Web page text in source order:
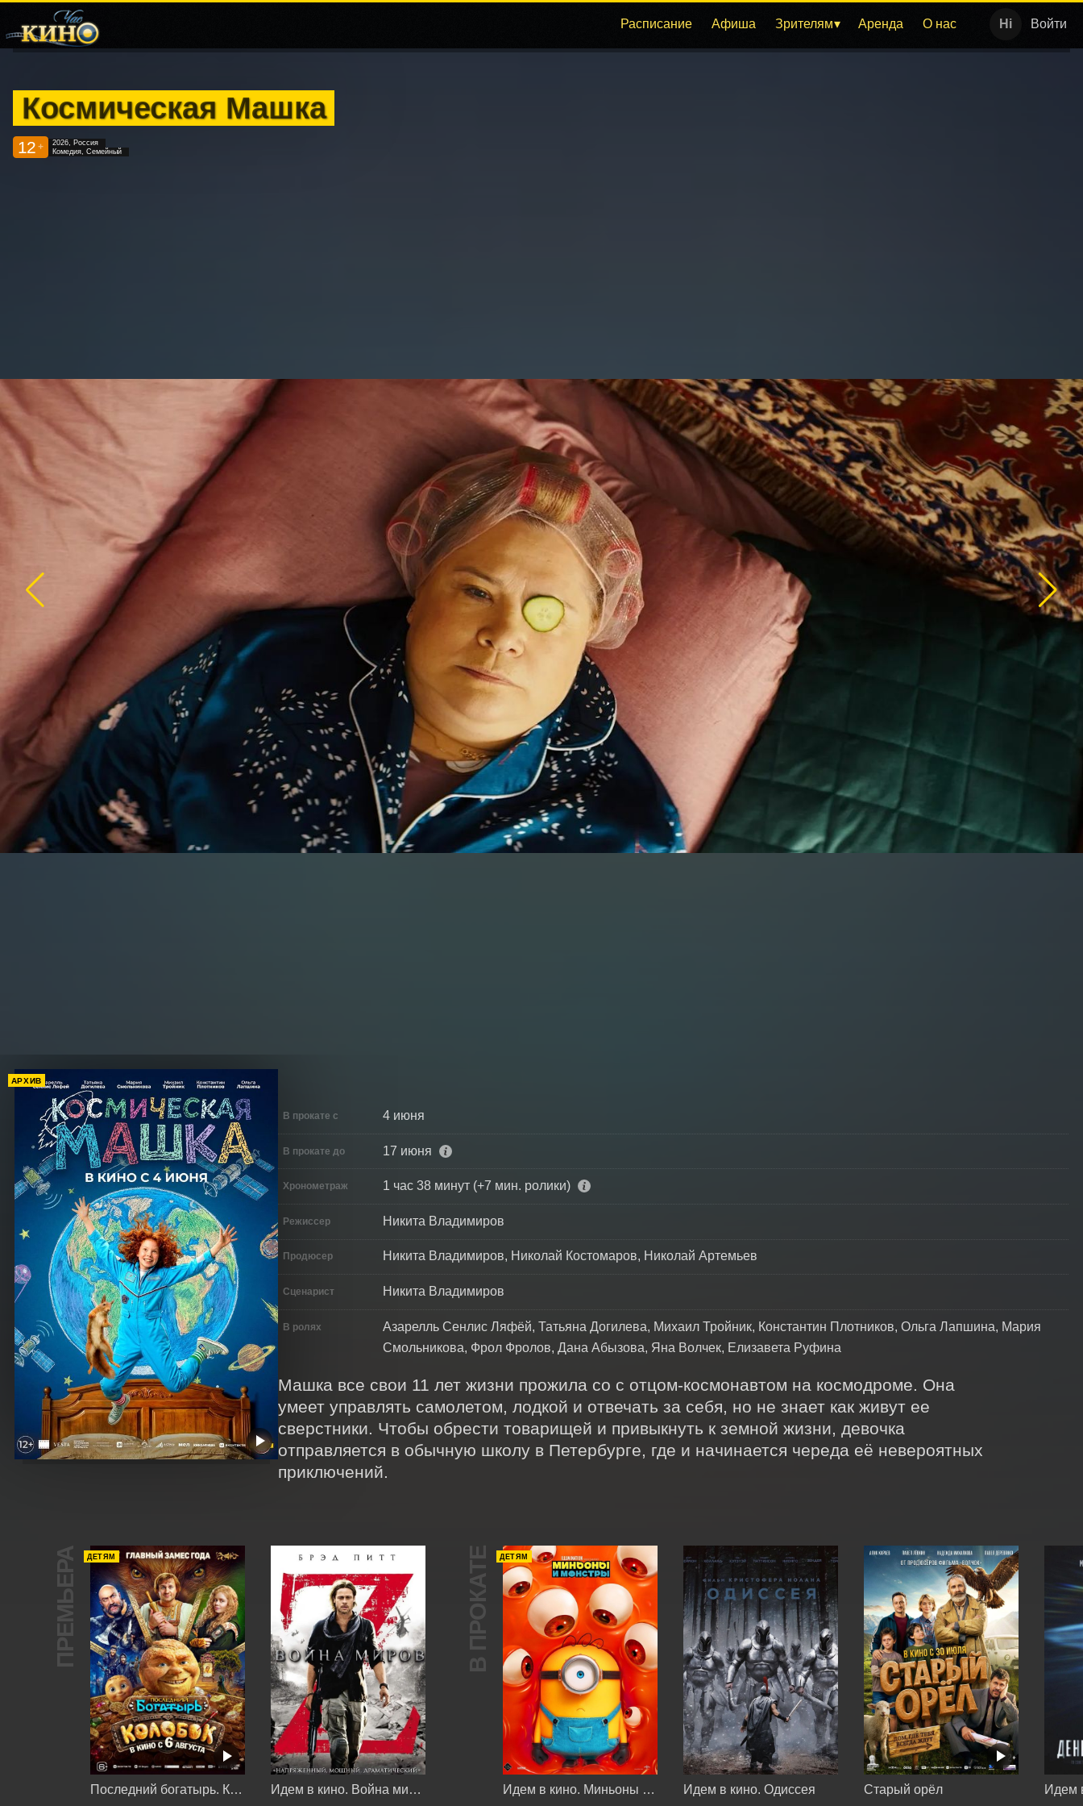
Расписание Афиша Зрителям Аренда О нас Войти
Космическая Машка
12 +
2026, Россия
Комедия, Семейный
АРХИВ
В прокате с 4 июня
В прокате до 17 июня
Хронометраж 1 час 38 минут (+7 мин. ролики)
Режиссер Никита Владимиров
Продюсер Никита Владимиров, Николай Костомаров, Николай Артемьев
Сценарист Никита Владимиров
В ролях
Азарелль Сенлис Ляфёй, Татьяна Догилева, Михаил Тройник, Константин Плотников, Ольга Лапшина, Мария
Смольникова, Фрол Фролов, Дана Абызова, Яна Волчек, Елизавета Руфина
Машка все свои 11 лет жизни прожила со с отцом-космонавтом на космодроме. Она
умеет управлять самолетом, лодкой и отвечать за себя, но не знает как живут ее
сверстники. Чтобы обрести товарищей и привыкнуть к земной жизни, девочка
отправляется в обычную школу в Петербурге, где и начинается череда её невероятных
приключений.
ПРЕМЬЕРА ДЕТЯМ
Последний богатырь. Колобок Идем в кино. Война миров Z
В ПРОКАТЕ ДЕТЯМ
Идем в кино. Миньоны и монстры Идем в кино. Одиссея Старый орёл